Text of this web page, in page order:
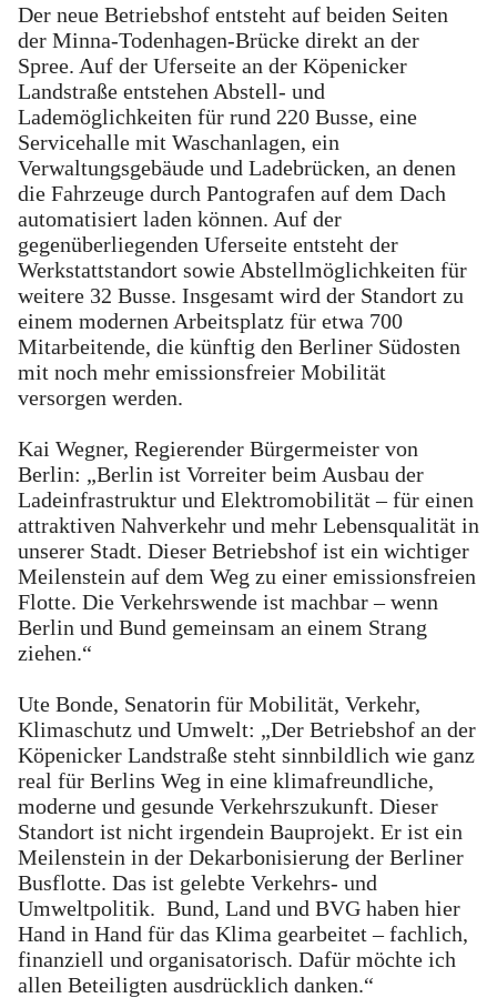
Der neue Betriebshof entsteht auf beiden Seiten
der Minna-Todenhagen-Brücke direkt an der
Spree. Auf der Uferseite an der Köpenicker
Landstraße entstehen Abstell- und
Lademöglichkeiten für rund 220 Busse, eine
Servicehalle mit Waschanlagen, ein
Verwaltungsgebäude und Ladebrücken, an denen
die Fahrzeuge durch Pantografen auf dem Dach
automatisiert laden können. Auf der
gegenüberliegenden Uferseite entsteht der
Werkstattstandort sowie Abstellmöglichkeiten für
weitere 32 Busse. Insgesamt wird der Standort zu
einem modernen Arbeitsplatz für etwa 700
Mitarbeitende, die künftig den Berliner Südosten
mit noch mehr emissionsfreier Mobilität
versorgen werden.
Kai Wegner, Regierender Bürgermeister von
Berlin: „Berlin ist Vorreiter beim Ausbau der
Ladeinfrastruktur und Elektromobilität – für einen
attraktiven Nahverkehr und mehr Lebensqualität in
unserer Stadt. Dieser Betriebshof ist ein wichtiger
Meilenstein auf dem Weg zu einer emissionsfreien
Flotte. Die Verkehrswende ist machbar – wenn
Berlin und Bund gemeinsam an einem Strang
ziehen.“
Ute Bonde, Senatorin für Mobilität, Verkehr,
Klimaschutz und Umwelt: „Der Betriebshof an der
Köpenicker Landstraße steht sinnbildlich wie ganz
real für Berlins Weg in eine klimafreundliche,
moderne und gesunde Verkehrszukunft. Dieser
Standort ist nicht irgendein Bauprojekt. Er ist ein
Meilenstein in der Dekarbonisierung der Berliner
Busflotte. Das ist gelebte Verkehrs- und
Umweltpolitik. Bund, Land und BVG haben hier
Hand in Hand für das Klima gearbeitet – fachlich,
finanziell und organisatorisch. Dafür möchte ich
allen Beteiligten ausdrücklich danken.“